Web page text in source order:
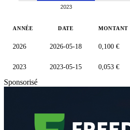
2023
ANNÉE DATE MONTANT
2026 2026-05-18 0,100 €
2023 2023-05-15 0,053 €
Sponsorisé